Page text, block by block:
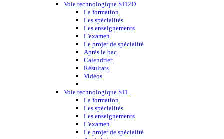
Voie technologique STI2D
La formation
Les spécialités
Les enseignements
L'examen
Le projet de spécialité
Après le bac
Calendrier
Résultats
Vidéos
Voie technologique STL
La formation
Les spécialités
Les enseignements
L'examen
Le projet de spécialité